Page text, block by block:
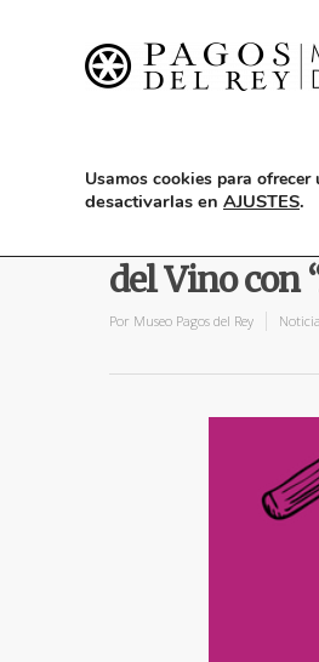
del Vino con
Por Museo Pagos del Rey
Usamos cookies para
desactivarlas en AJUSTES.